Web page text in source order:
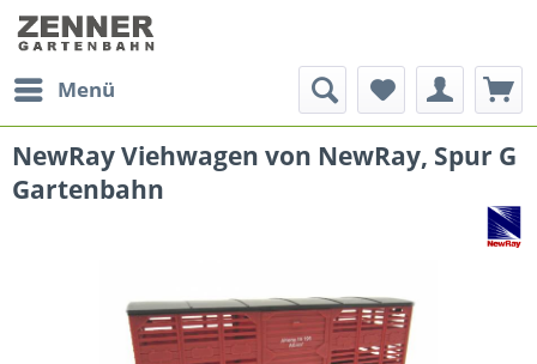
Menü
NewRay Viehwagen von NewRay, Spur G
Gartenbahn